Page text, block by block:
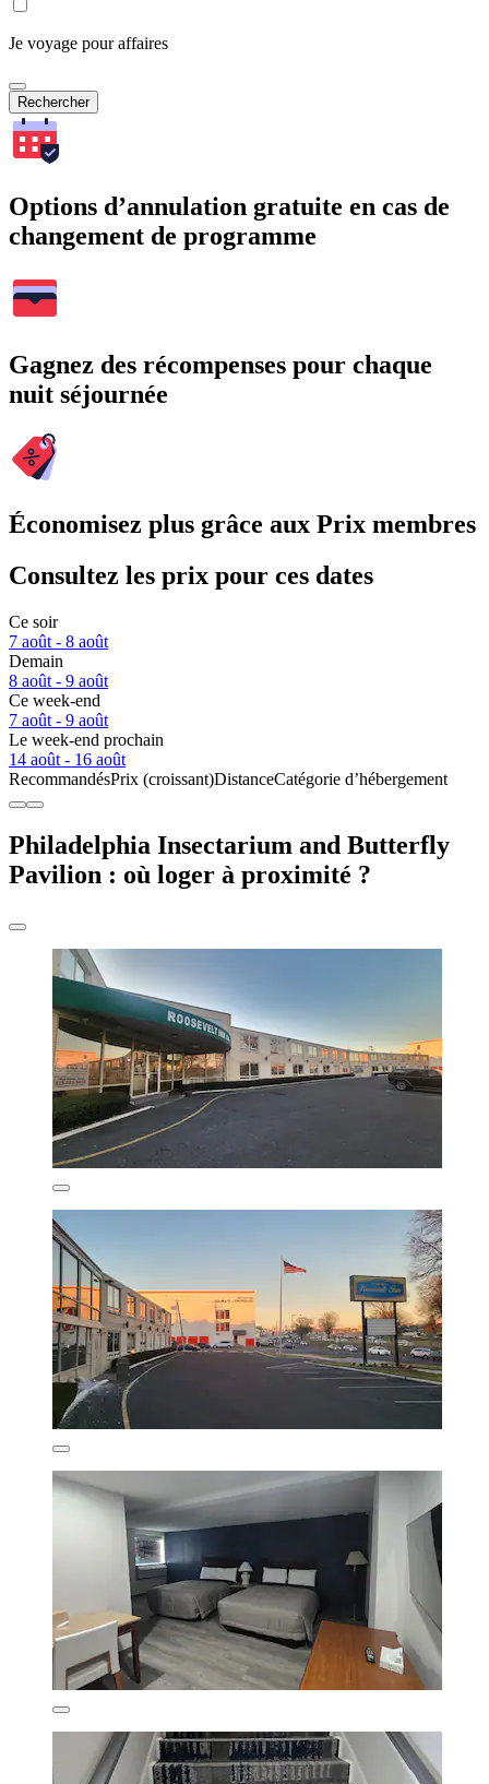
Je voyage pour affaires
Rechercher
Options d’annulation gratuite en cas de
changement de programme
Gagnez des récompenses pour chaque
nuit séjournée
Économisez plus grâce aux Prix membres
Consultez les prix pour ces dates
Ce soir
7 août - 8 août
Demain
8 août - 9 août
Ce week-end
7 août - 9 août
Le week-end prochain
14 août - 16 août
RecommandésPrix (croissant)DistanceCatégorie d’hébergement
Philadelphia Insectarium and Butterfly
Pavilion : où loger à proximité ?